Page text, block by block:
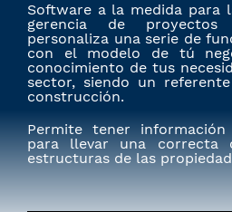
Software a la medida para
gerencia de proyectos
personaliza una serie de
con el modelo de tú
conocimiento de tus
sector, siendo un
construcción.
Permite tener
para llevar una correcta
estructuras de las